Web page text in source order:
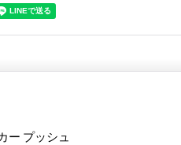
ー プッシュ